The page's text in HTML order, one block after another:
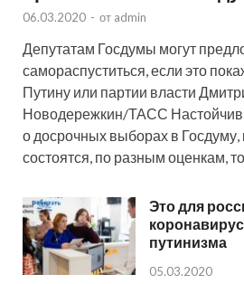
06.03.2020 - от admin
Депутатам Госдумы могут
самораспуститься, если это
Путину или партии власти
Новодережкин/ТАСС
о досрочных выборах в
состоятся, по разным оценкам,
Это для
путинизма
05.03.2020